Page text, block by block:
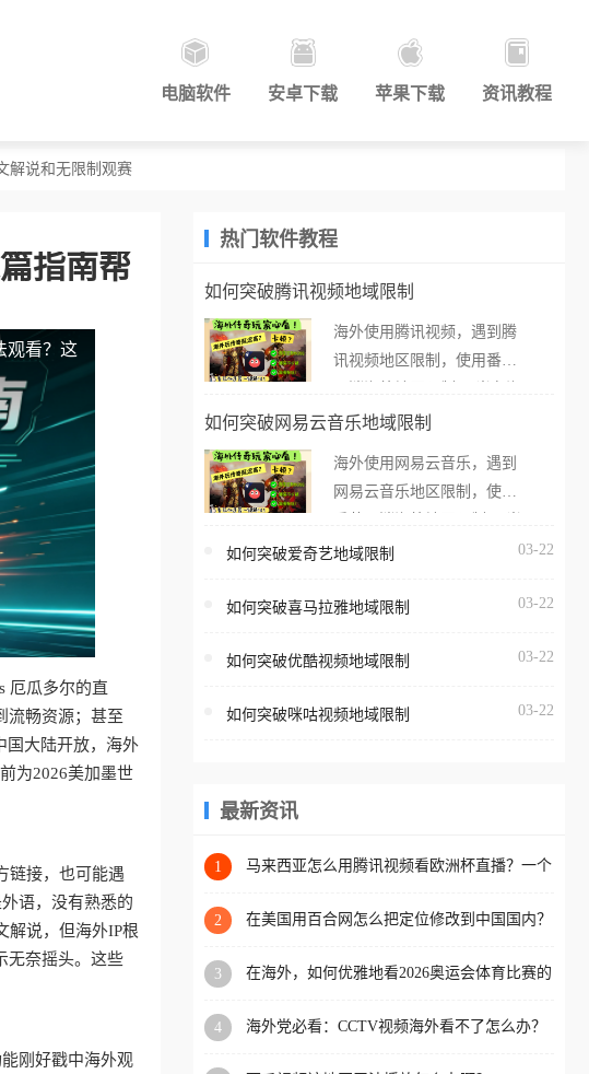
电脑软件 安卓下载 苹果下载 资讯教程
解说和无限制观赛
指南帮
观看？这
厄瓜多尔的直
流畅资源；甚至
国大陆开放，海外
为2026美加墨世
链接，也可能遇
语，没有熟悉的
解说，但海外IP根
无奈摇头。这些
刚好戳中海外观
热门软件教程
如何突破腾讯视频地域限制
海外使用腾讯视频，遇到腾
讯视频地区限制，使用番茄
外打开腾讯视频，却突然弹
地区无法播放”的提示语。
海外用户如香港、澳门、台
亚、欧洲等国家和地区时，
台一样，出现地区及版权限
地区播放。 遇到这个问题的
区工作、留学、定居等，都
权限制所困扰。
如何突破网易云音乐地域限制
海外使用网易云音乐，遇到
网易云音乐地区限制，使用
在海外打开网易云音乐，却
所在的地区无法播放”的提示
门、台湾、美国、加拿大、
区时，网易云音乐也会像其
回国加速器，即可解决「海
版权限制」的问题，无论人
国、加拿大、澳大利亚、欧
学、定居等，都可以使用，
如何突破爱奇艺地域限制 03-22
如何突破喜马拉雅地域限制 03-22
如何突破优酷视频地域限制 03-22
如何突破咪咕视频地域限制 03-22
最新资讯
1
马来西亚怎么用腾讯视频看欧洲杯直播？一个
2
在美国用百合网怎么把定位修改到中国国内？
3
在海外，如何优雅地看2026奥运会体育比赛的
4
海外党必看：CCTV视频海外看不了怎么办？